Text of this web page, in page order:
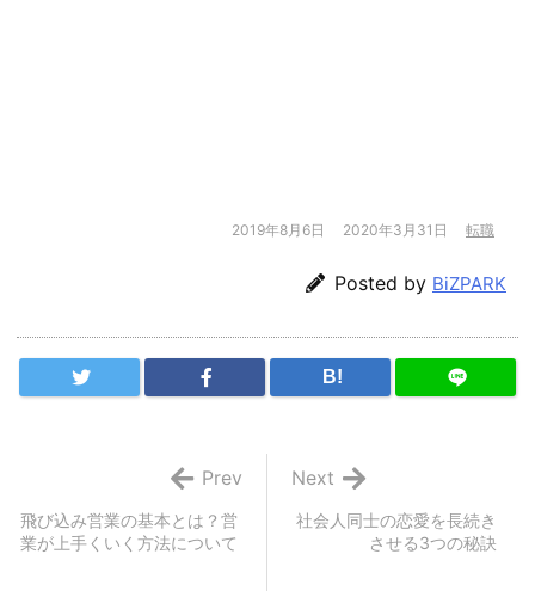
2019年8月6日 2020年3月31日 転職
Posted by BiZPARK
B!
社会人同士の恋愛を長続き
させる3つの秘訣
Next
飛び込み営業の基本とは？営
業が上手くいく方法について
Prev